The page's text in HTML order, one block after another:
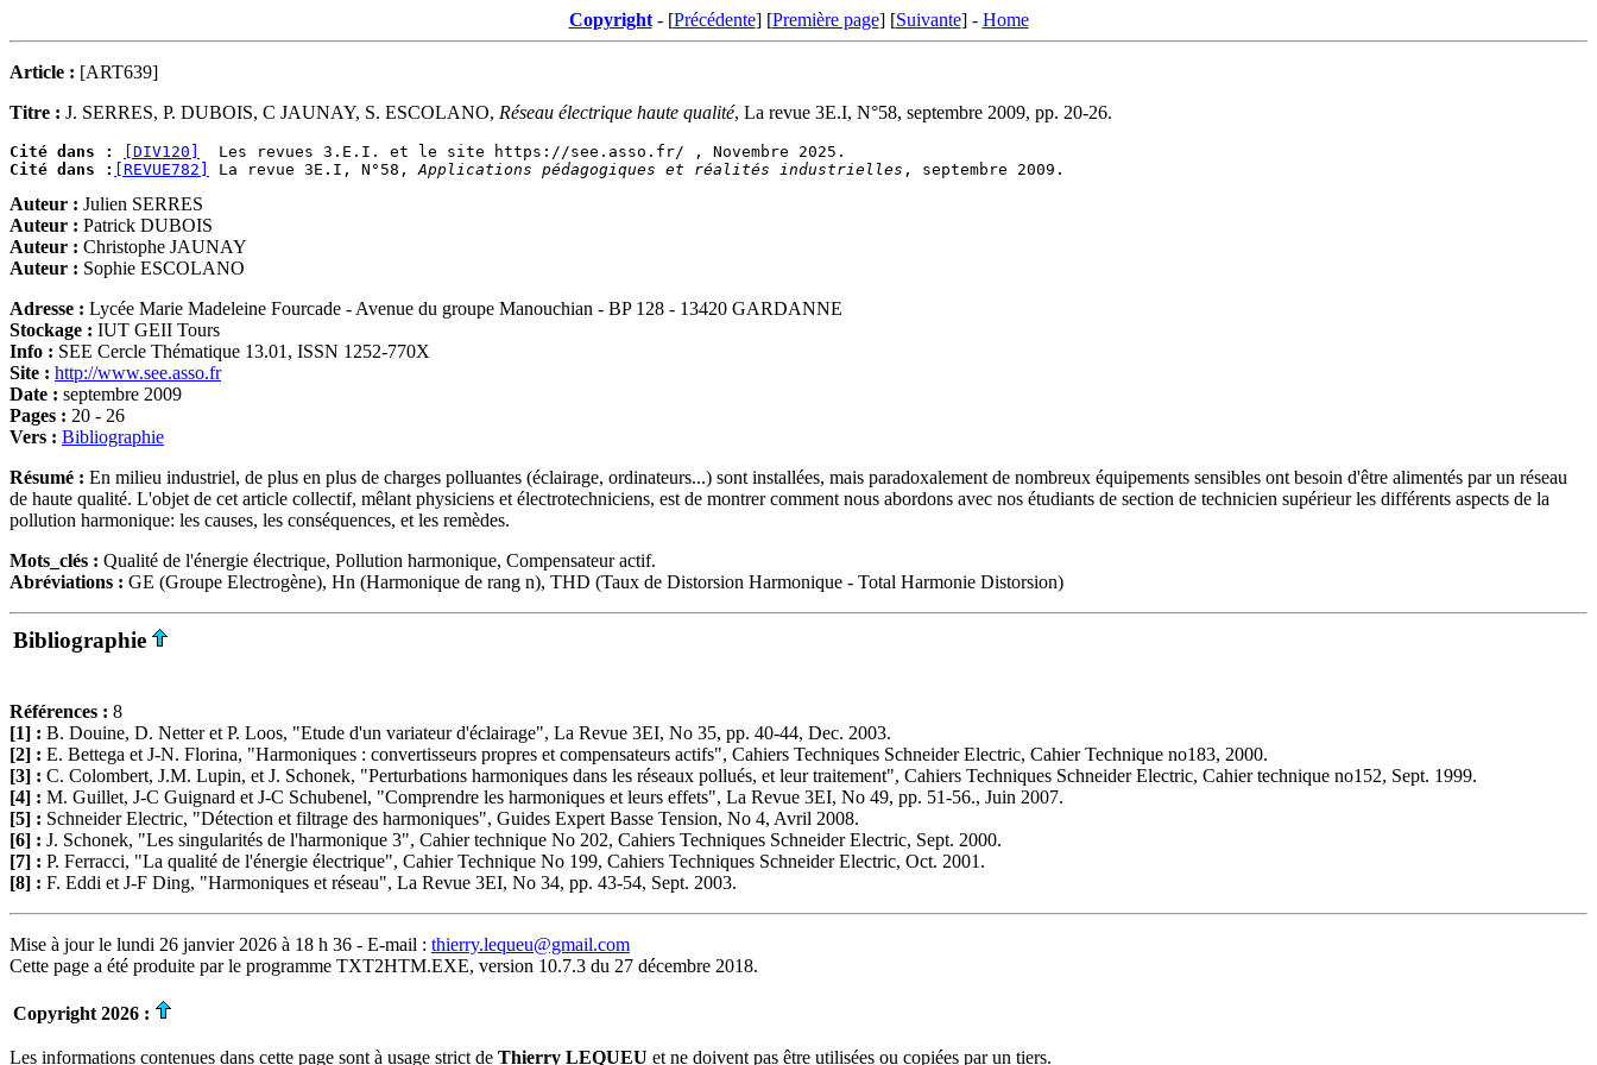
Copyright- [Précédente] [Première page] [Suivante] - Home
Article : [ART639]
Titre : J. SERRES, P. DUBOIS, C JAUNAY, S. ESCOLANO, Réseau électrique haute qualité, La revue 3E.I, N°58, septembre 2009, pp. 20-26.
Cité dans : [DIV120]
Cité dans :
[REVUE782] La revue 3E.I, N°58, Applications pédagogiques et réalités industrielles
Auteur : Julien SERRES
Auteur : Patrick DUBOIS
Auteur : Christophe JAUNAY
Auteur : Sophie ESCOLANO
Adresse : Lycée Marie Madeleine Fourcade - Avenue du groupe Manouchian - BP 128 - 13420 GARDANNE
Stockage : IUT GEII Tours
Info : SEE Cercle Thématique 13.01, ISSN 1252-770X
Site : http://www.see.asso.fr
Date : septembre 2009
Pages : 20 - 26
Vers : Bibliographie
Résumé : En milieu industriel, de plus en plus de charges polluantes (éclairage, ordinateurs...) sont installées, mais paradoxalement de nombreux équipements sensibles ont besoin d'être alimentés par un réseau
de haute qualité. L'objet de cet article collectif, mêlant physiciens et électrotechniciens, est de montrer comment nous abordons avec nos étudiants de section de technicien supérieur les différents aspects de la
pollution harmonique: les causes, les conséquences, et les remèdes.
Mots_clés : Qualité de l'énergie électrique, Pollution harmonique, Compensateur actif.
Abréviations : GE (Groupe Electrogène), Hn (Harmonique de rang n), THD (Taux de Distorsion Harmonique - Total Harmonie Distorsion)
Bibliographie
Références : 8
[1] : B. Douine, D. Netter et P. Loos, "Etude d'un variateur d'éclairage", La Revue 3EI, No 35, pp. 40-44, Dec. 2003.
[2] : E. Bettega et J-N. Florina, "Harmoniques : convertisseurs propres et compensateurs actifs", Cahiers Techniques Schneider Electric, Cahier Technique no183, 2000.
[3] : C. Colombert, J.M. Lupin, et J. Schonek, "Perturbations harmoniques dans les réseaux pollués, et leur traitement", Cahiers Techniques Schneider Electric, Cahier technique no152, Sept. 1999.
[4] : M. Guillet, J-C Guignard et J-C Schubenel, "Comprendre les harmoniques et leurs effets", La Revue 3EI, No 49, pp. 51-56., Juin 2007.
[5] : Schneider Electric, "Détection et filtrage des harmoniques", Guides Expert Basse Tension, No 4, Avril 2008.
[6] : J. Schonek, "Les singularités de l'harmonique 3", Cahier technique No 202, Cahiers Techniques Schneider Electric, Sept. 2000.
[7] : P. Ferracci, "La qualité de l'énergie électrique", Cahier Technique No 199, Cahiers Techniques Schneider Electric, Oct. 2001.
[8] : F. Eddi et J-F Ding, "Harmoniques et réseau", La Revue 3EI, No 34, pp. 43-54, Sept. 2003.
Mise à jour le lundi 26 janvier 2026 à 18 h 36 - E-mail : thierry.lequeu@gmail.com
Cette page a été produite par le programme TXT2HTM.EXE, version 10.7.3 du 27 décembre 2018.
Copyright 2026 :
Les informations contenues dans cette page sont à usage strict de Thierry LEQUEU et ne doivent pas être utilisées ou copiées par un tiers.